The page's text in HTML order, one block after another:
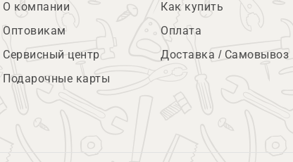
О компании
Оптовикам
Сервисный центр
Подарочные карты
Как купить
Оплата
Доставка / Самовывоз